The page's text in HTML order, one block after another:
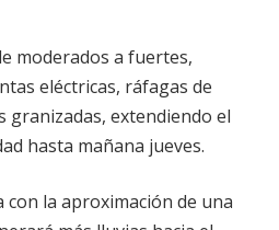
moderados a fuertes,
eléctricas, ráfagas de
granizadas, extendiendo el
hasta mañana jueves.
con la aproximación de una